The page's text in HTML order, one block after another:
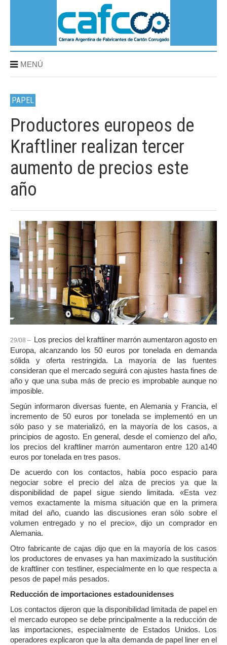
MENÚ
PAPEL
Productores europeos de
Kraftliner realizan tercer
aumento de precios este
año
29/08 – Los precios del kraftliner marrón aumentaron agosto en
Europa, alcanzando los 50 euros por tonelada en demanda
sólida y oferta restringida. La mayoría de las fuentes
consideran que el mercado seguirá con ajustes hasta fines de
año y que una suba más de precio es improbable aunque no
imposible.
Según informaron diversas fuente, en Alemania y Francia, el
incremento de 50 euros por tonelada se implementó en un
sólo paso y se materializó, en la mayoría de los casos, a
principios de agosto. En general, desde el comienzo del año,
los precios del kraftliner marrón aumentaron entre 120 a140
euros por tonelada en tres pasos.
De acuerdo con los contactos, había poco espacio para
negociar sobre el precio del alza de precios ya que la
disponibilidad de papel sigue siendo limitada. «Esta vez
vemos exactamente la misma situación que en la primera
mitad del año, cuando las discusiones eran sólo sobre el
volumen entregado y no el precio», dijo un comprador en
Alemania.
Otro fabricante de cajas dijo que en la mayoría de los casos
los productores de envases ya han maximizado la sustitución
de kraftliner con testliner, especialmente en lo que respecta a
pesos de papel más pesados.
Reducción de importaciones estadounidenses
Los contactos dijeron que la disponibilidad limitada de papel en
el mercado europeo se debe principalmente a la reducción de
las importaciones, especialmente de Estados Unidos. Los
operadores explicaron que la alta demanda de papel liner en el